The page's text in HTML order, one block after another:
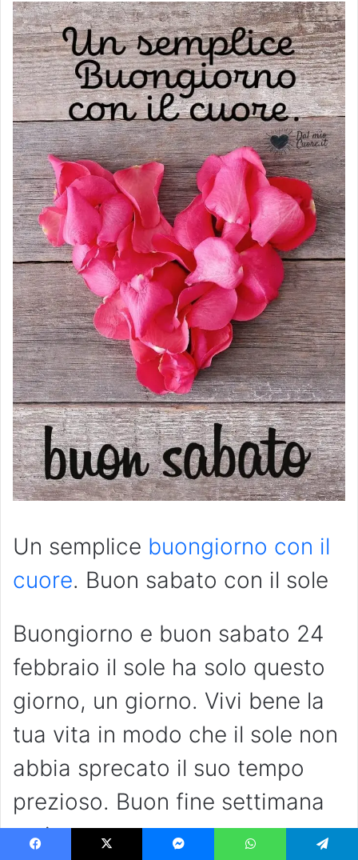
Un semplice buongiorno con il
cuore. Buon sabato con il sole
Buongiorno e buon sabato 24
febbraio il sole ha solo questo
giorno, un giorno. Vivi bene la
tua vita in modo che il sole non
abbia sprecato il suo tempo
prezioso. Buon fine settimana
estivo